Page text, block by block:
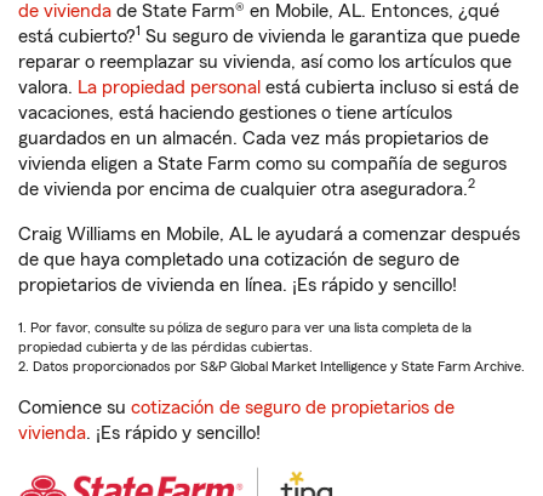
de vivienda de State Farm® en Mobile, AL. Entonces, ¿qué
está cubierto?1 Su seguro de vivienda le garantiza que puede
reparar o reemplazar su vivienda, así como los artículos que
valora. La propiedad personal está cubierta incluso si está de
vacaciones, está haciendo gestiones o tiene artículos
guardados en un almacén. Cada vez más propietarios de
vivienda eligen a State Farm como su compañía de seguros
de vivienda por encima de cualquier otra aseguradora.2
Craig Williams en Mobile, AL le ayudará a comenzar después
de que haya completado una cotización de seguro de
propietarios de vivienda en línea. ¡Es rápido y sencillo!
1. Por favor, consulte su póliza de seguro para ver una lista completa de la
propiedad cubierta y de las pérdidas cubiertas.
2. Datos proporcionados por S&P Global Market Intelligence y State Farm Archive.
Comience su cotización de seguro de propietarios de
vivienda. ¡Es rápido y sencillo!